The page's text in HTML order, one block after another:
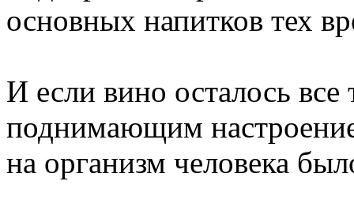
основных напитков тех
И если вино осталось
поднимающим
на организм человека